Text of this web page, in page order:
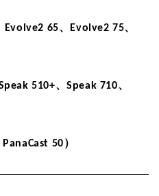
Evolve2 65、 Evolve2 75、
510+、Speak 710、
PanaCast 50 ）